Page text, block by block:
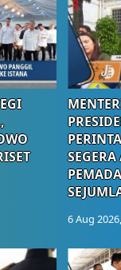
SEGERA
6 Aug